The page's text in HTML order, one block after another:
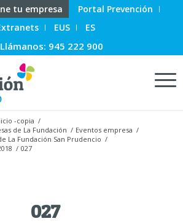
tu empresa
Portal Prevención
EUS ES
Llámanos: 945 222 900
-copia /
de La Fundación / Eventos empresa /
La Fundación San Prudencio /
/ 027
027